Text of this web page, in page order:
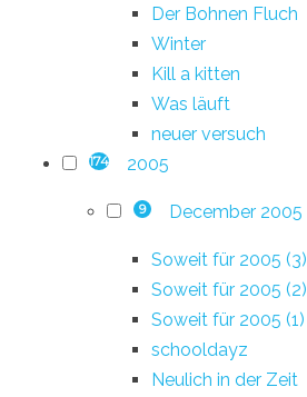
Der Bohnen Fluch
Winter
Kill a kitten
Was läuft
neuer versuch
174 2005
9 December 2005
Soweit für 2005 (3)
Soweit für 2005 (2)
Soweit für 2005 (1)
schooldayz
Neulich in der Zeit